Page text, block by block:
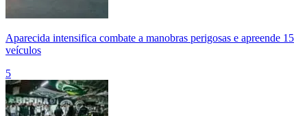
Aparecida intensifica combate a manobras perigosas e apreende 15
veículos
5